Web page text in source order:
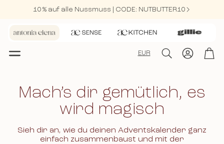
10 % auf alle Nussmuss | CODE: NUTBUTTER10
EUR Suche
Konto
Mach’s dir gemütlich, es
wird magisch
Sieh dir an, wie du deinen Adventskalender ganz
einfach zusammenbaust und mit der